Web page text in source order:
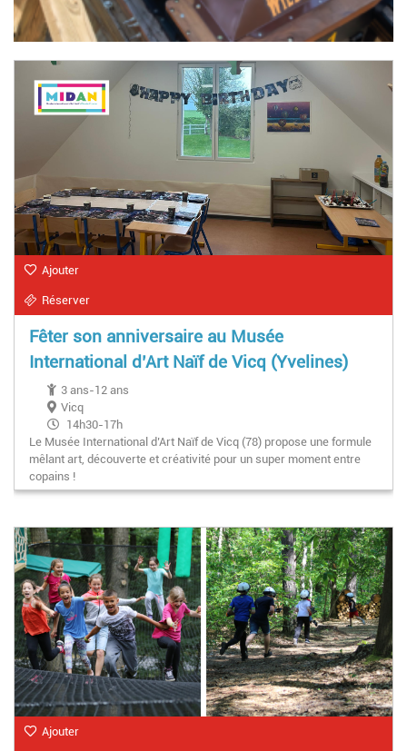
Ajouter
Réserver
Fêter son anniversaire au Musée
International d’Art Naïf de Vicq (Yvelines)
3 ans-12 ans
Vicq
14h30-17h
Le Musée International d’Art Naïf de Vicq (78) propose une formule
mêlant art, découverte et créativité pour un super moment entre
copains !
Ajouter